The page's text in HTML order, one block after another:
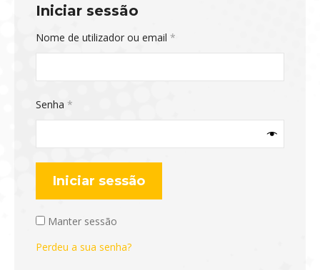
Iniciar sessão
Nome de utilizador ou email *
Senha *
Iniciar sessão
Manter sessão
Perdeu a sua senha?